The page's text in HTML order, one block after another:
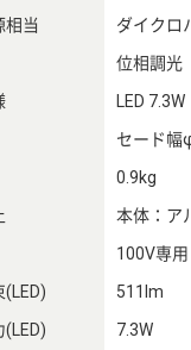
相当
ダイクロ
位相調光
LED 7.3W
セード幅
0.9kg
本体：ア
100V専用
(LED)
511lm
(LED)
7.3W